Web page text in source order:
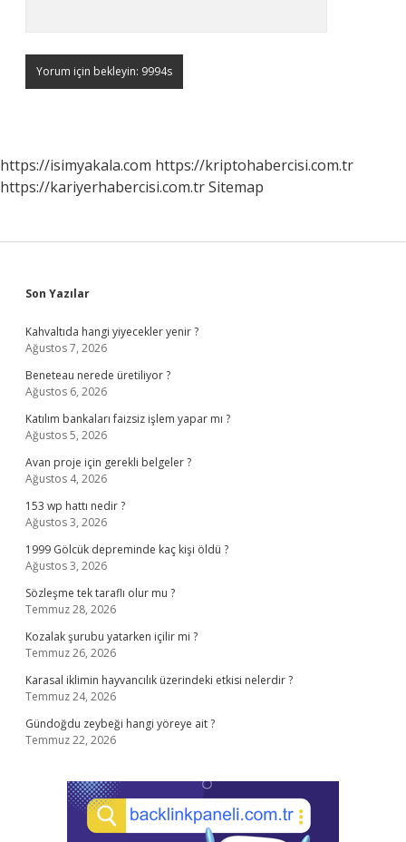
https://isimyakala.com https://kriptohabercisi.com.tr
https://kariyerhabercisi.com.trSitemap
Sidebar
Son Yazılar
Kahvaltıda hangi yiyecekler yenir ?
Ağustos 7, 2026
Beneteau nerede üretiliyor ?
Ağustos 6, 2026
Katılım bankaları faizsiz işlem yapar mı ?
Ağustos 5, 2026
Avan proje için gerekli belgeler ?
Ağustos 4, 2026
153 wp hattı nedir ?
Ağustos 3, 2026
1999 Gölcük depreminde kaç kişi öldü ?
Ağustos 3, 2026
Sözleşme tek taraflı olur mu ?
Temmuz 28, 2026
Kozalak şurubu yatarken içilir mi ?
Temmuz 26, 2026
Karasal iklimin hayvancılık üzerindeki etkisi nelerdir ?
Temmuz 24, 2026
Gündoğdu zeybeği hangi yöreye ait ?
Temmuz 22, 2026